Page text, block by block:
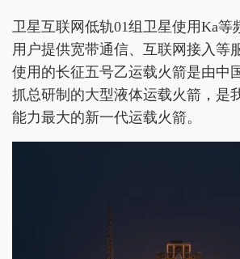
卫星互联网低轨01组卫星使用Ka等
用户提供宽带通信、互联网接入等
使用的长征五号乙运载火箭是由中
抓总研制的大型液体运载火箭，是
能力最大的新一代运载火箭。